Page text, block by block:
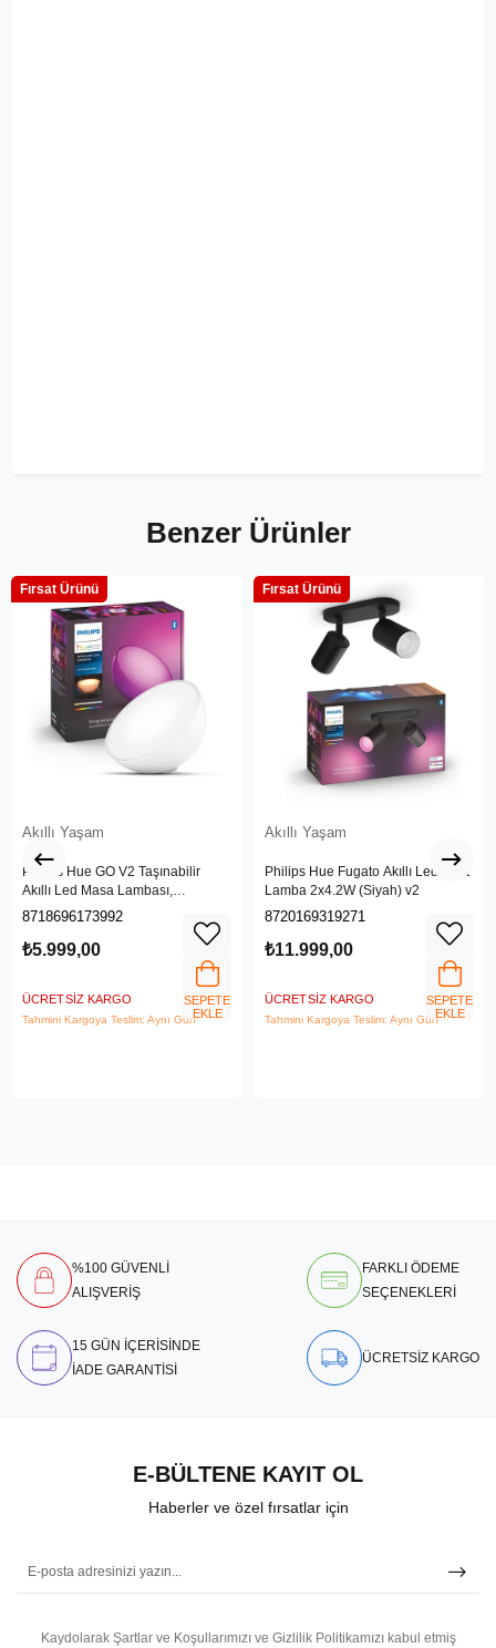
Benzer Ürünler
Akıllı Yaşam
Philips Hue GO V2 Taşınabilir
Akıllı Led Masa Lambası,
Bluetooth Özellikli, Beyaz ve
8718696173992
₺5.999,00
ÜCRETSIZ KARGO
Tahmini Kargoya Teslim: Aynı Gün
Fırsat Ürünü
SEPETE
EKLE
Akıllı Yaşam
Philips Hue Fugato Akıllı Led Spot
Lamba 2x4.2W (Siyah) v2
8720169319271
₺11.999,00
ÜCRETSIZ KARGO
Tahmini Kargoya Teslim: Aynı Gün
Fırsat Ürünü
SEPETE
EKLE
%100 GÜVENLİ
ALIŞVERİŞ
FARKLI ÖDEME
SEÇENEKLERİ
15 GÜN İÇERİSİNDE
İADE GARANTİSİ
ÜCRETSİZ KARGO
E-BÜLTENE KAYIT OL
Haberler ve özel fırsatlar için
Kaydolarak Şartlar ve Koşullarımızı ve Gizlilik Politikamızı kabul etmiş